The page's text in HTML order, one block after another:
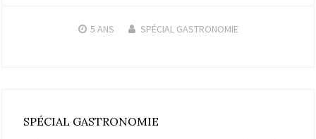
5 ANS SPÉCIAL GASTRONOMIE
SPÉCIAL GASTRONOMIE